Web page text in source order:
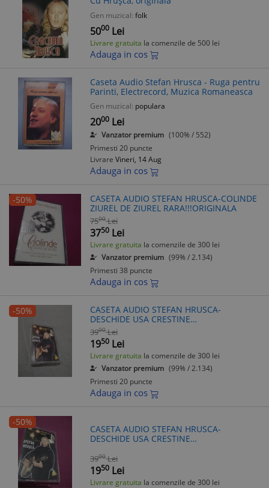
Gen muzical: folk
5000 Lei
Livrare gratuita la comenzile de 500 lei
Adauga in cos
Caseta Audio Stefan Hrusca - Ruga pentru
Parinti, Electrecord, Muzica Romaneasca
Gen muzical: populara
2000 Lei
Vanzator premium (100% / 552)
Primesti 20 puncte
Livrare Vineri, 14 Aug
Adauga in cos
-50%
CASETA AUDIO STEFAN HRUSCA-COLINDE
ZIUREL DE ZIUREL RARA!!!ORIGINALA
7500 Lei
3750 Lei
Livrare gratuita la comenzile de 300 lei
Vanzator premium (99% / 2.134)
Primesti 38 puncte
Adauga in cos
-50%
CASETA AUDIO STEFAN HRUSCA-
DESCHIDE USA CRESTINE
RARA!!!!ORIGINALA
3900 Lei
1950 Lei
Livrare gratuita la comenzile de 300 lei
Vanzator premium (99% / 2.134)
Primesti 20 puncte
Adauga in cos
-50%
CASETA AUDIO STEFAN HRUSCA-
DESCHIDE USA CRESTINE
3900 Lei
1950 Lei
Livrare gratuita la comenzile de 300 lei